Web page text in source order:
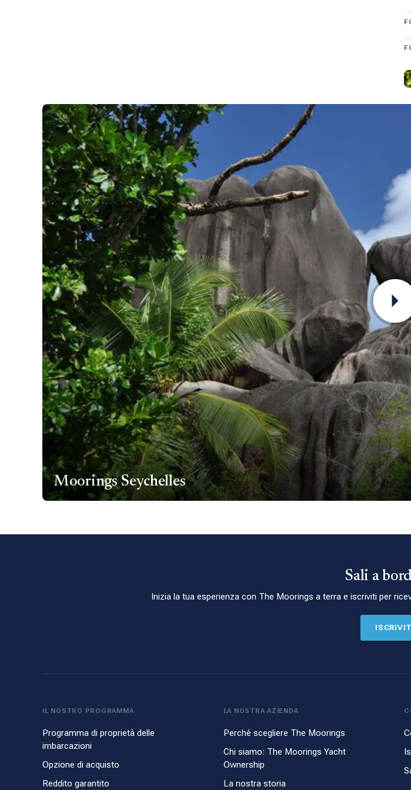
L’Aeroporto internazionale delle Seychelles si trova a soli cinque minuti di taxi dalla nostra
viaggiatori dovrà fare scali. Anche se raggiungere le Seychelles richiede tempo, ne vale
Moorings Seychelles
Sali a
Inizia la tua esperienza con The Moorings a terra e iscriviti per
IL NOSTRO PROGRAMMA
Programma di proprietà delle
imbarcazioni
Opzione di acquisto
Reddito garantito
LA NOSTRA AZIENDA
Perché scegliere The Moorings
Chi siamo: The Moorings Yacht
Ownership
La nostra storia